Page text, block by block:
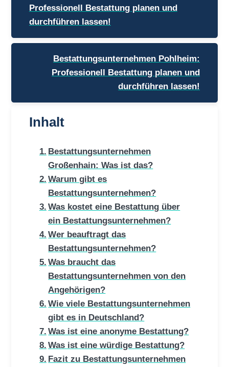
Professionell Bestattung planen und
durchführen lassen!
Bestattungsunternehmen Pohlheim:
Professionell Bestattung planen und
durchführen lassen!
Inhalt
Bestattungsunternehmen
Großenhain: Was ist das?
Warum gibt es
Bestattungsunternehmen?
Was kostet eine Bestattung über
ein Bestattungsunternehmen?
Wer beauftragt das
Bestattungsunternehmen?
Was braucht das
Bestattungsunternehmen von den
Angehörigen?
Wie viele Bestattungsunternehmen
gibt es in Deutschland?
Was ist eine anonyme Bestattung?
Was ist eine würdige Bestattung?
Fazit zu Bestattungsunternehmen